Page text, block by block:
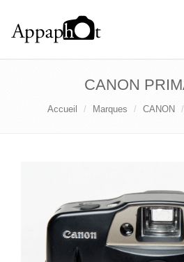
CANON
Accueil Marques CANON